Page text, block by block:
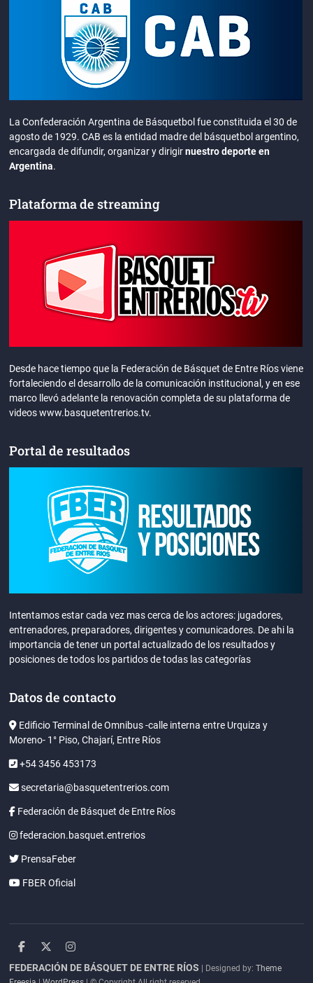
La Confederación Argentina de Básquetbol fue constituida el 30 de
agosto de 1929. CAB es la entidad madre del básquetbol argentino,
encargada de difundir, organizar y dirigirnuestro deporte en
Argentina.
Plataforma de streaming
Desde hace tiempo que la Federación de Básquet de Entre Ríos viene
fortaleciendo el desarrollo de la comunicación institucional, y en ese
marco llevó adelante la renovación completa de su plataforma de
videos www.basquetentrerios.tv.
Portal de resultados
Intentamos estar cada vez mas cerca de los actores: jugadores,
entrenadores, preparadores, dirigentes y comunicadores. De ahi la
importancia de tener un portal actualizado de los resultados y
posiciones de todos los partidos de todas las categorías
Datos de contacto
Edificio Terminal de Omnibus -calle interna entre Urquiza y
Moreno- 1° Piso, Chajarí, Entre Ríos
+54 3456 453173
secretaria@basquetentrerios.com
Federación de Básquet de Entre Ríos
federacion.basquet.entrerios
PrensaFeber
FBER Oficial
facebook
twitterinstagram
FEDERACIÓN DE BÁSQUET DE ENTRE RÍOS | Designed by:Theme